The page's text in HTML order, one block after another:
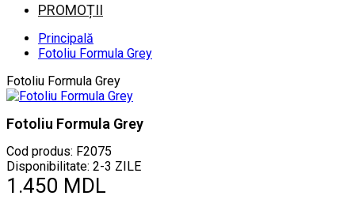
PROMOȚII
Principală
Fotoliu Formula Grey
Fotoliu Formula Grey
Fotoliu Formula Grey
Cod produs: F2075
Disponibilitate: 2-3 ZILE
1.450 MDL